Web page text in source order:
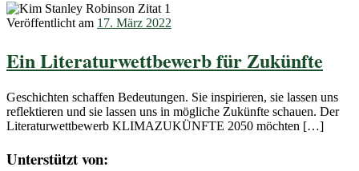
Veröffentlicht am 17. März 2022
Ein Literaturwettbewerb für Zukünfte
Geschichten schaffen Bedeutungen. Sie inspirieren, sie lassen uns
reflektieren und sie lassen uns in mögliche Zukünfte schauen. Der
Literaturwettbewerb KLIMAZUKÜNFTE 2050 möchten […]
Unterstützt von: